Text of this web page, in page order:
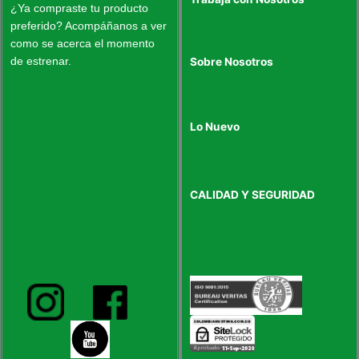
¿Ya compraste tu producto
preferido? Acompáñanos a ver
como se acerca el momento
de estrenar.
Sobre Nosotros
Lo Nuevo
CALIDAD Y SEGURIDAD